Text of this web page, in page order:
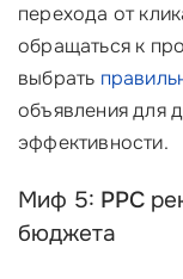
перехода от
обращаться к
выбрать
объявления для
эффективности.
Миф 5: PPC
бюджета